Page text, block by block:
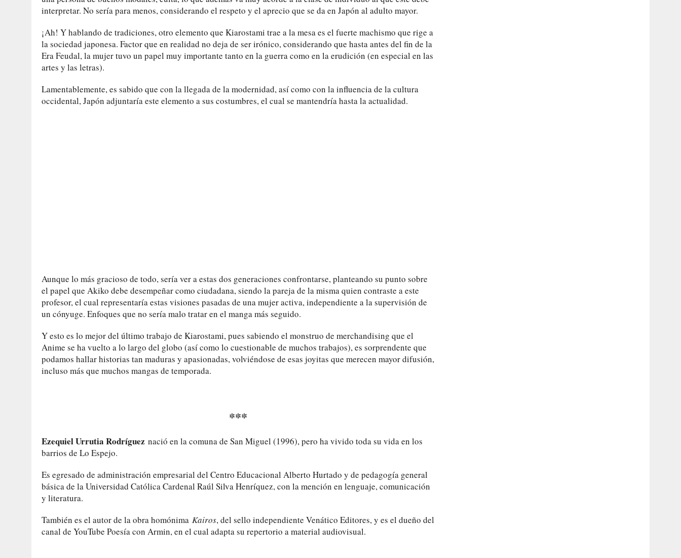
interpretar. No sería para menos, considerando el respeto y el aprecio que se da en Japón al adulto mayor.
¡Ah! Y hablando de tradiciones, otro elemento que Kiarostami trae a la mesa es el fuerte machismo que rige a
la sociedad japonesa. Factor que en realidad no deja de ser irónico, considerando que hasta antes del fin de la
Era Feudal, la mujer tuvo un papel muy importante tanto en la guerra como en la erudición (en especial en las
artes y las letras).
Lamentablemente, es sabido que con la llegada de la modernidad, así como con la influencia de la cultura
occidental, Japón adjuntaría este elemento a sus costumbres, el cual se mantendría hasta la actualidad.
Aunque lo más gracioso de todo, sería ver a estas dos generaciones confrontarse, planteando su punto sobre
el papel que Akiko debe desempeñar como ciudadana, siendo la pareja de la misma quien contraste a este
profesor, el cual representaría estas visiones pasadas de una mujer activa, independiente a la supervisión de
un cónyuge. Enfoques que no sería malo tratar en el manga más seguido.
Y esto es lo mejor del último trabajo de Kiarostami, pues sabiendo el monstruo de merchandising que el
Anime se ha vuelto a lo largo del globo (así como lo cuestionable de muchos trabajos), es sorprendente que
podamos hallar historias tan maduras y apasionadas, volviéndose de esas joyitas que merecen mayor difusión,
incluso más que muchos mangas de temporada.
***
Ezequiel Urrutia Rodríguez nació en la comuna de San Miguel (1996), pero ha vivido toda su vida en los
barrios de Lo Espejo.
Es egresado de administración empresarial del Centro Educacional Alberto Hurtado y de pedagogía general
básica de la Universidad Católica Cardenal Raúl Silva Henríquez, con la mención en lenguaje, comunicación
y literatura.
También es el autor de la obra homónima Kairos, del sello independiente Venático Editores, y es el dueño del
canal de YouTube Poesía con Armin, en el cual adapta su repertorio a material audiovisual.